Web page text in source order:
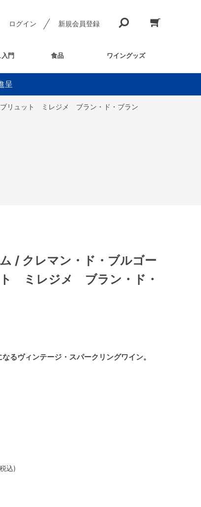
ログイン 新規会員登録
門 食品 ワイングッズ
呈
リュット ミレジメ ブラン・ド・ブラン
るヴィンテージ・スパークリングワイン。
/ クレマン・ド・ブルゴー
ミレジメ ブラン・ド・
込)